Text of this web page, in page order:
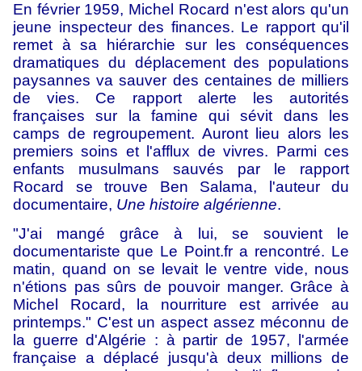
En février 1959, Michel Rocard n'est alors qu'un
jeune inspecteur des finances. Le rapport qu'il
remet à sa hiérarchie sur les conséquences
dramatiques du déplacement des populations
paysannes va sauver des centaines de milliers
de vies. Ce rapport alerte les autorités
françaises sur la famine qui sévit dans les
camps de regroupement. Auront lieu alors les
premiers soins et l'afflux de vivres. Parmi ces
enfants musulmans sauvés par le rapport
Rocard se trouve Ben Salama, l'auteur du
documentaire, Une histoire algérienne.
"J'ai mangé grâce à lui, se souvient le
documentariste que Le Point.fr a rencontré. Le
matin, quand on se levait le ventre vide, nous
n'étions pas sûrs de pouvoir manger. Grâce à
Michel Rocard, la nourriture est arrivée au
printemps." C'est un aspect assez méconnu de
la guerre d'Algérie : à partir de 1957, l'armée
française a déplacé jusqu'à deux millions de